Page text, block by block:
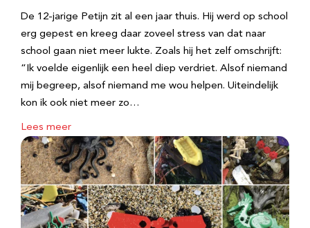
De 12-jarige Petijn zit al een jaar thuis. Hij werd op school
erg gepest en kreeg daar zoveel stress van dat naar
school gaan niet meer lukte. Zoals hij het zelf omschrijft:
“Ik voelde eigenlijk een heel diep verdriet. Alsof niemand
mij begreep, alsof niemand me wou helpen. Uiteindelijk
kon ik ook niet meer zo…
Lees meer